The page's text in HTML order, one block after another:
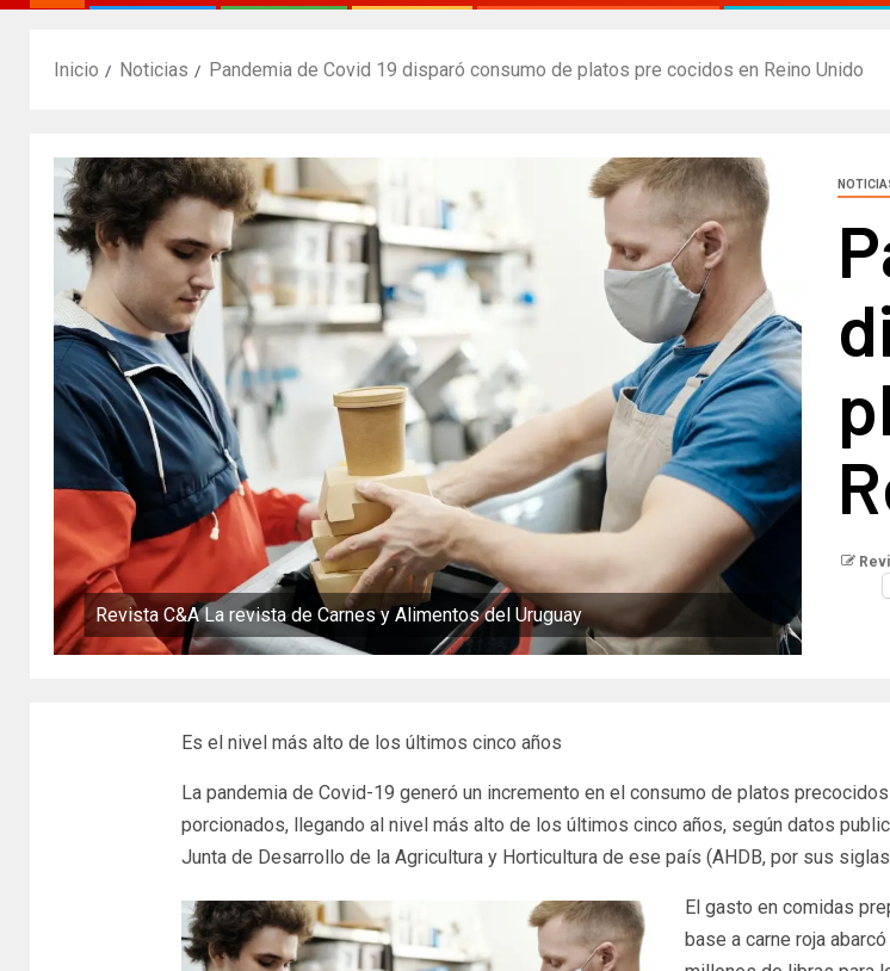
Inicio Noticias Pandemia de Covid 19 disparó consumo de platos pre cocidos en Reino Unido
Revista C&A La revista de Carnes y Alimentos del Uruguay
Es el nivel más alto de los últimos cinco años
La pandemia de Covid-19 generó un incremento en el consumo de platos
porcionados, llegando al nivel más alto de los últimos cinco años, según datos
Junta de Desarrollo de la Agricultura y Horticultura de ese país (AHDB, por sus
El gasto en comidas
base a carne roja